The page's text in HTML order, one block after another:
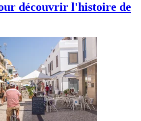
découvrir l'histoire de